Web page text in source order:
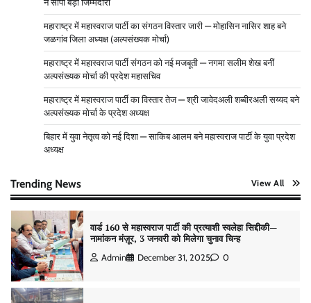
ने सौंपी बड़ी जिम्मेदारी
महाराष्ट्र में महास्वराज पार्टी का संगठन विस्तार जारी — मोहासिन नासिर शाह बने
जळगांव जिला अध्यक्ष (अल्पसंख्यक मोर्चा)
महाराष्ट्र में महास्वराज पार्टी संगठन को नई मजबूती — नगमा सलीम शेख बनीं
अल्पसंख्यक मोर्चा की प्रदेश महासचिव
महाराष्ट्र में महास्वराज पार्टी का विस्तार तेज — श्री जावेदअली शब्बीरअली सय्यद बने
अल्पसंख्यक मोर्चा के प्रदेश अध्यक्ष
बिहार में युवा नेतृत्व को नई दिशा — साकिब आलम बने महास्वराज पार्टी के युवा प्रदेश
अध्यक्ष
Trending News View All
वार्ड 96 में बदलाव की हुंकार, महास्वराज पार्टी अध्यक्ष समीर
साहब ने बताए चुनाव जीतने के जादुई तरीके – चुनाव चिन्ह “बस”
मुंबई से उत्तर प्रदेश तक राजनीतिक विस्तार, महास्वराज पार्टी ने
वार्ड 160 से महास्वराज पार्टी की प्रत्याशी स्वलेहा सिद्दीकी—
नामांकन मंज़ूर, 3 जनवरी को मिलेगा चुनाव चिन्ह
Admin December 31, 2025 0